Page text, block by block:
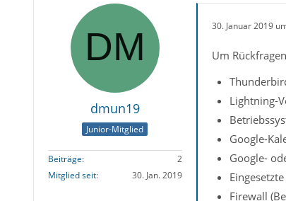
dmun19
Junior-Mitglied
Beiträge
2
Mitglied seit
30. Jan. 2019
30. Januar 2019
Um
Lightning-
Google-
Google-
Firewall